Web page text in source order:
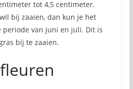
tot 4,5 centimeter.
bij zaaien, dan kun je het
periode van juni en juli. Dit is
bij te zaaien.